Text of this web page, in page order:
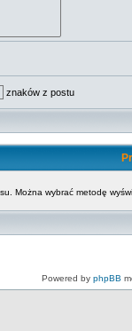
znaków z postu
Można wybrać metodę
Powered by phpBB